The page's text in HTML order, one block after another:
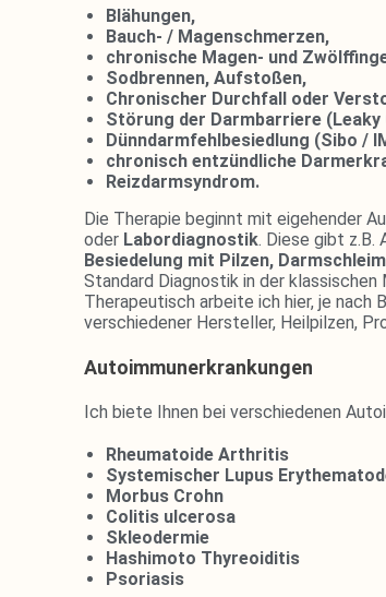
Blähungen,
Bauch- / Magenschmerzen,
chronische Magen- und
Sodbrennen, Aufstoßen,
Chronischer Durchfall oder
Störung der Darmbarriere (Leaky
Dünndarmfehlbesiedlung (Sibo /
chronisch entzündliche
Reizdarmsyndrom.
Die Therapie beginnt mit eigehender
oder Labordiagnostik. Diese gibt z.B.
Besiedelung mit Pilzen,
Standard Diagnostik in der
Therapeutisch arbeite ich hier, je nach
verschiedener Hersteller, Heilpilzen,
Autoimmunerkrankungen
Ich biete Ihnen bei verschiedenen
Rheumatoide Arthritis
Systemischer Lupus
Morbus Crohn
Colitis ulcerosa
Skleodermie
Hashimoto Thyreoiditis
Psoriasis